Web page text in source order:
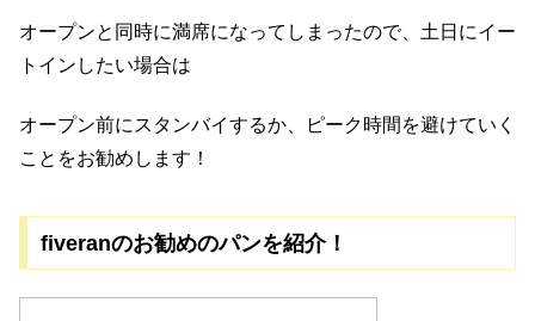
オープンと同時に満席になってしまったので、土日にイー
トインしたい場合は
オープン前にスタンバイするか、ピーク時間を避けていく
ことをお勧めします！
fiveranのお勧めのパンを紹介！